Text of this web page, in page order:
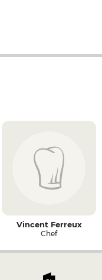
Vincent Ferreux
Chef